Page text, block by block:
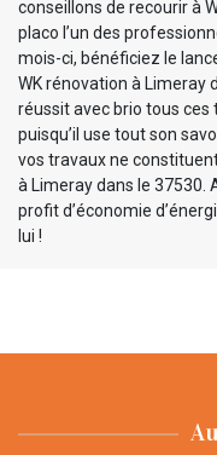
conseillons de recourir à
placo l’un des
mois-ci, bénéficiez le
WK rénovation à Limeray
réussit avec brio tous
puisqu’il use tout son
vos travaux ne
à Limeray dans le 37530.
profit d’économie
lui !